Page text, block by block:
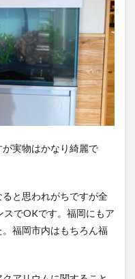
実物はかなり綺麗で
と思われがちですが全
スでOKです。福岡にもア
福岡市内はもちろん福